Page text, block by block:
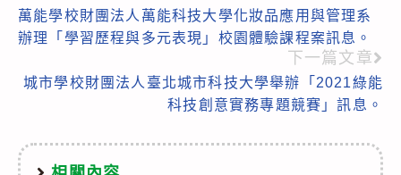
more
萬能學校財團法人萬能科技大學化妝品應用與管理系
辦理「學習歷程與多元表現」校園體驗課程案訊息。
下一篇文章
城市學校財團法人臺北城市科技大學舉辦「2021綠能
科技創意實務專題競賽」訊息。